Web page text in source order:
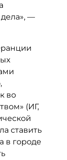
—
во
(ИГ,
ставить
в городе